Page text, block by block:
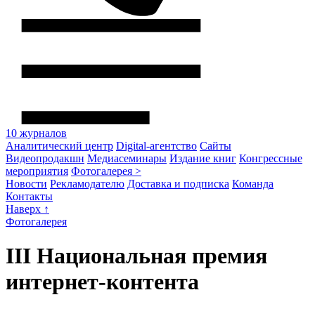
10 журналов
Аналитический центр Digital-агентство Сайты
Видеопродакшн Медиасеминары Издание книг Конгрессные
мероприятия Фотогалерея >
Новости Рекламодателю Доставка и подписка Команда
Контакты
Наверх ↑
Фотогалерея
III Национальная премия
интернет-контента